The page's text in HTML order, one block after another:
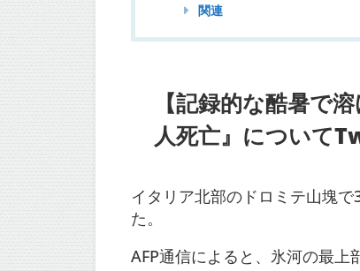
関連
【記録的な酷暑で
人死亡』について
イタリア北部のドロミテ山塊
た。
AFP通信によると、氷河の最上